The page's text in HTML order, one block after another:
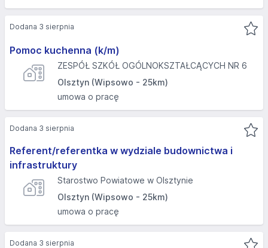
Pomoc kuchenna (k/m)
ZESPÓŁ SZKÓŁ OGÓLNOKSZTAŁCĄCYCH NR 6
Olsztyn (Wipsowo - 25km)
umowa o pracę
Dodana 3 sierpnia
Referent/referentka w wydziale budownictwa i
infrastruktury
Starostwo Powiatowe w Olsztynie
Olsztyn (Wipsowo - 25km)
umowa o pracę
Dodana 3 sierpnia
Dodana 3 sierpnia